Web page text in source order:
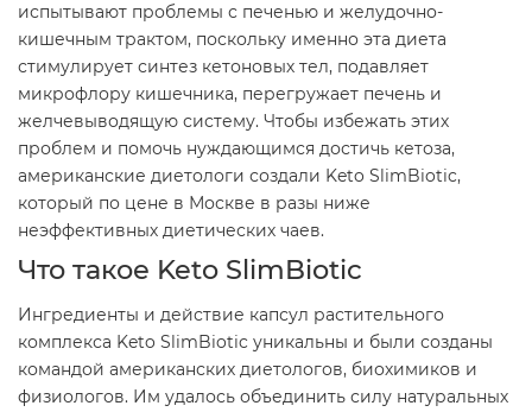
испытывают проблемы с печенью и желудочно-
кишечным трактом, поскольку именно эта диета
стимулирует синтез кетоновых тел, подавляет
микрофлору кишечника, перегружает печень и
желчевыводящую систему. Чтобы избежать этих
проблем и помочь нуждающимся достичь кетоза,
американские диетологи создали Keto SlimBiotic,
который по цене в Москве в разы ниже
неэффективных диетических чаев.
Что такое Keto SlimBiotic
Ингредиенты и действие капсул растительного
комплекса Keto SlimBiotic уникальны и были созданы
командой американских диетологов, биохимиков и
физиологов. Им удалось объединить силу натуральных